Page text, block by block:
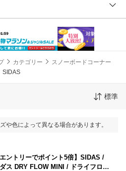
カテゴリー
スノーボードコーナー
SIDAS
標準
や色によって異なる場合があります。
エントリーでポイント5倍】SIDAS /
ス DRY FLOW MINI / ドライフロー